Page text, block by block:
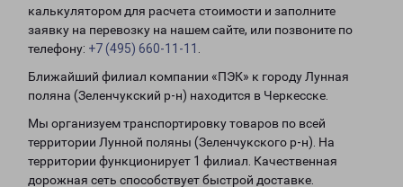
калькулятором для расчета стоимости и заполните
заявку на перевозку на нашем сайте, или позвоните по
телефону: +7 (495) 660-11-11
Ближайший филиал компании «ПЭК» к городу Лунная
поляна (Зеленчукский р-н) находится в Черкесске.
Мы организуем транспортировку товаров по всей
территории Лунной поляны (Зеленчукского р-н). На
территории функционирует 1 филиал. Качественная
дорожная сеть способствует быстрой доставке.